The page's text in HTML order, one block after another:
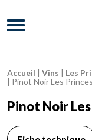
Menu
Fil d'Ariane :
Accueil | Vins | Les
| Pinot Noir Les
Pinot Noir